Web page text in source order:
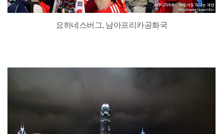
요하네스버그, 남아프리카공화국